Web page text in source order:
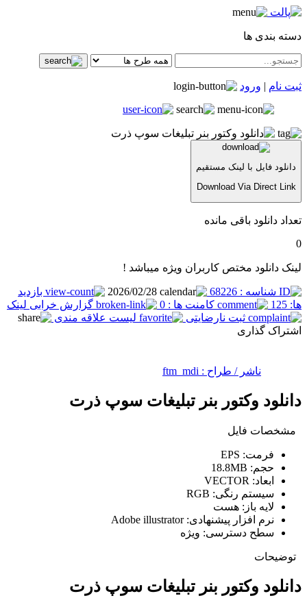
دسته بندی ها
ثبت نام | ورود
دانلود فایل با لینک مستقیم
Download Via Direct Link
تعداد دانلود باقی مانده
0
لینک دانلود مختص کاربران ویژه میباشد !
شناسه : 68226
بازدید
ها: 125
کامنت ها : 0
گزارش خرابی لینک
ثبت نارضایتی
لیست علاقه مندی
اشتراک گذاری
ناشر / طراح : ftm_mdi
دانلود وکتور بنر تبلیغات سوپ ذرت
مشخصات فایل
فرمت:
حجم:
ابعاد:
سیستم رنگی:
لایه باز: هست
نرم افزار پیشنهادی: Adobe illustrator
سطح دسترسی: ویژه
توضیحات
دانلود وکتور بنر تبلیغات سوپ ذرت